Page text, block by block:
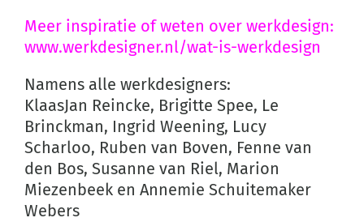
Meer inspiratie of weten over werkdesign:
www.werkdesigner.nl/wat-is-werkdesign
Namens alle werkdesigners:
KlaasJan Reincke, Brigitte Spee, Le
Brinckman, Ingrid Weening, Lucy
Scharloo, Ruben van Boven, Fenne van
den Bos, Susanne van Riel, Marion
Miezenbeek en Annemie Schuitemaker
Webers